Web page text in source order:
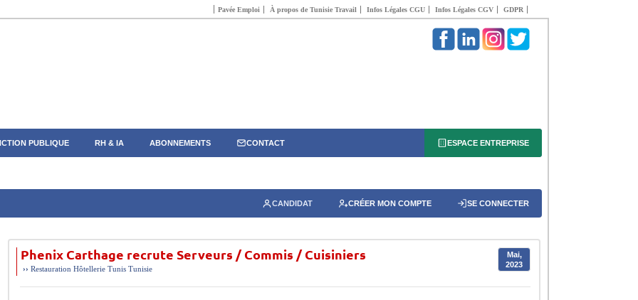
Pavée Emploi À propos de Tunisie Travail Infos Légales CGU Infos Légales CGV GDPR
PUBLIQUE RH & IA ABONNEMENTS CONTACT ESPACE ENTREPRISE
CANDIDAT CRÉER MON COMPTE SE CONNECTER
Phenix Carthage recrute Serveurs / Commis / Cuisiniers
Mai,
2023
›› Restauration Hôtellerie Tunis Tunisie